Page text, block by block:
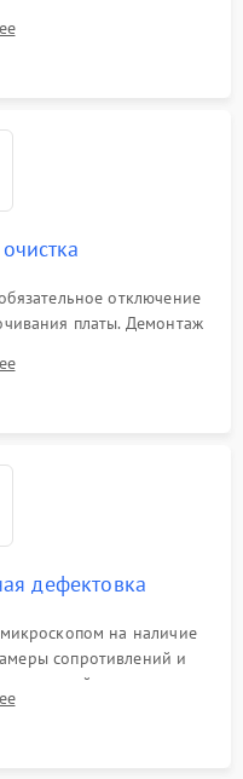
тока с помощью
локализации проблемы.
отключение
платы. Демонтаж
чипов.
дефектовка
на наличие
сопротивлений и
цепей питания,
и видеочипа.